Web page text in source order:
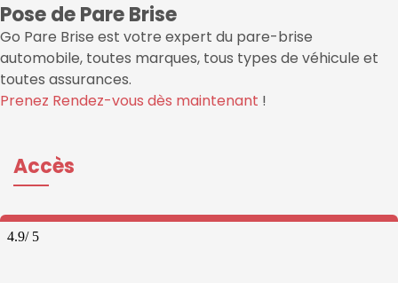
Pose de Pare Brise
Go Pare Brise est votre expert du pare-brise
automobile, toutes marques, tous types de véhicule et
toutes assurances.
Prenez Rendez-vous dès maintenant !
Accès